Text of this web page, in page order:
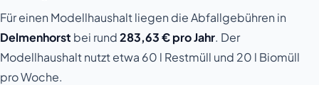
Für einen Modellhaushalt liegen die Abfallgebühren in
Delmenhorst bei rund283,63 € pro Jahr. Der
Modellhaushalt nutzt etwa 60 l Restmüll und 20 l Biomüll
pro Woche.